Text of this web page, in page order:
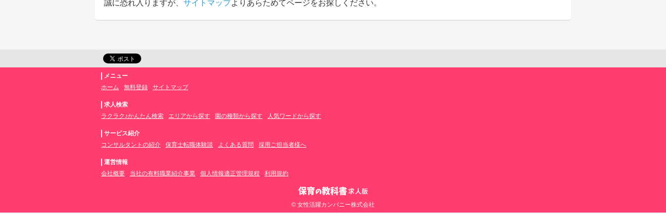
誠に恐れ入りますが、 サイトマップよりあらためてページをお探しください。
メニュー
ホーム
無料登録 サイトマップ
求人検索
ラクラク♪かんたん検索
エリアから探す 園の種類から探す 人気ワードから探す
サービス紹介
コンサルタントの紹介
保育士転職体験談 よくある質問 採用ご担当者様へ
運営情報
会社概要
当社の有料職業紹介事業 個人情報適正管理規程 利用規約
© 女性活躍カンパニー株式会社